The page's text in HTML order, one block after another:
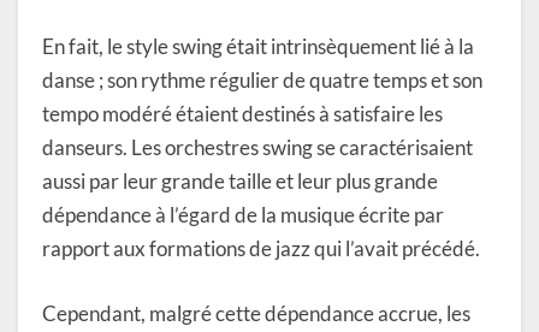
En fait, le style swing était intrinsèquement lié à la
danse ; son rythme régulier de quatre temps et son
tempo modéré étaient destinés à satisfaire les
danseurs. Les orchestres swing se caractérisaient
aussi par leur grande taille et leur plus grande
dépendance à l’égard de la musique écrite par
rapport aux formations de jazz qui l’avait précédé.
Cependant, malgré cette dépendance accrue, les